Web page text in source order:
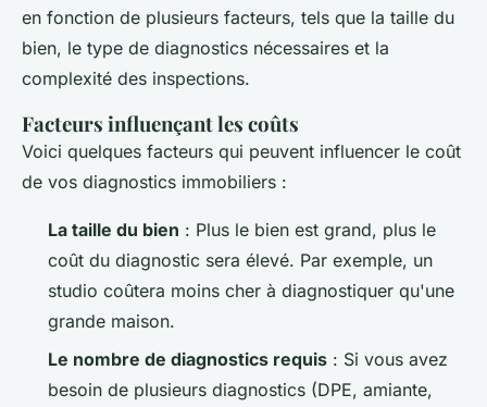
en fonction de plusieurs facteurs, tels que la taille du
bien, le type de diagnostics nécessaires et la
complexité des inspections.
Facteurs influençant les coûts
Voici quelques facteurs qui peuvent influencer le coût
de vos diagnostics immobiliers :
La taille du bien : Plus le bien est grand, plus le
coût du diagnostic sera élevé. Par exemple, un
studio coûtera moins cher à diagnostiquer qu'une
grande maison.
Le nombre de diagnostics requis : Si vous avez
besoin de plusieurs diagnostics (DPE, amiante,